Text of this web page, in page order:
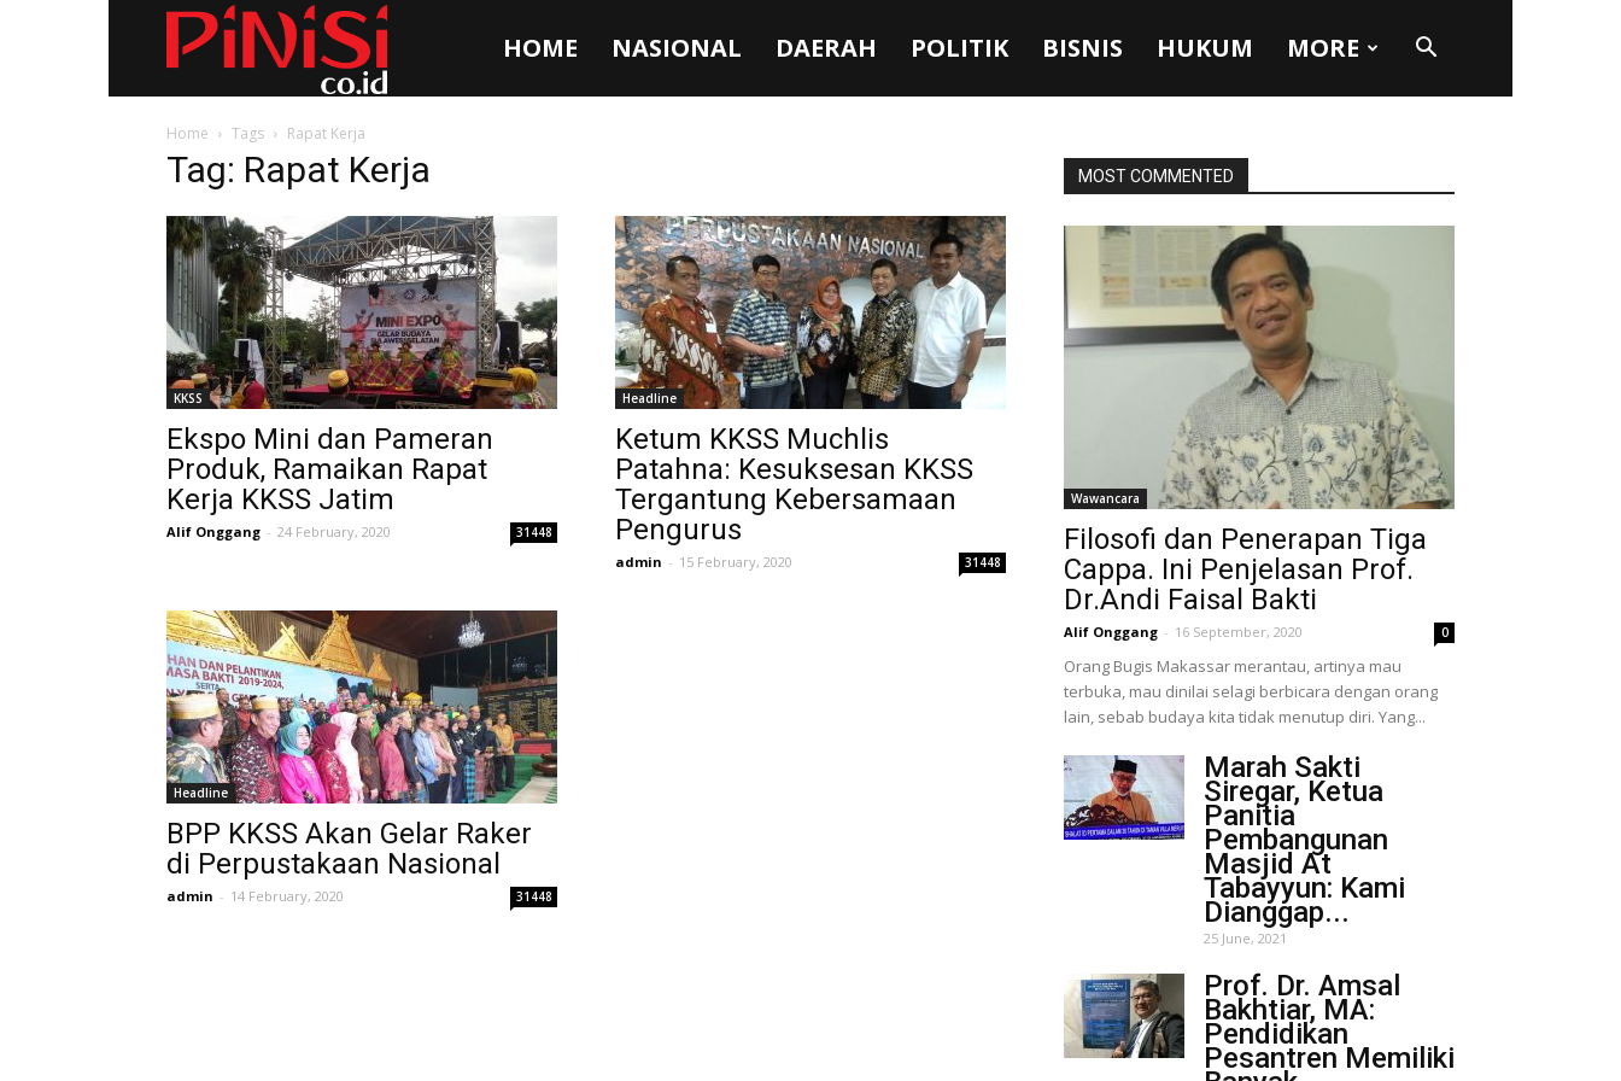
HOME NASIONAL DAERAH POLITIK BISNIS HUKUM MORE
Home Tags Rapat Kerja
Tag: Rapat Kerja
KKSS
Ekspo Mini dan Pameran
Produk, Ramaikan Rapat
Kerja KKSS Jatim
Alif Onggang - 24 February, 2020 31448
Headline
Ketum KKSS Muchlis
Patahna: Kesuksesan KKSS
Tergantung Kebersamaan
Pengurus
admin - 15 February, 2020 31448
Headline
BPP KKSS Akan Gelar Raker
di Perpustakaan Nasional
admin - 14 February, 2020 31448
MOST COMMENTED
Wawancara
Filosofi dan Penerapan Tiga
Cappa. Ini Penjelasan Prof.
Dr.Andi Faisal Bakti
Alif Onggang - 16 September, 2020 0
Orang Bugis Makassar merantau, artinya mau
terbuka, mau dinilai selagi berbicara dengan orang
lain, sebab budaya kita tidak menutup diri. Yang...
Marah Sakti
Siregar, Ketua
Panitia
Pembangunan
Masjid At
Tabayyun: Kami
Dianggap...
25 June, 2021
Prof. Dr. Amsal
Bakhtiar, MA:
Pendidikan
Pesantren Memiliki